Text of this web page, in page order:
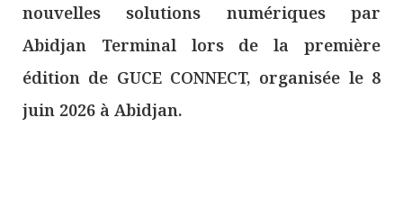
nouvelles solutions numériques par
Abidjan Terminal lors de la première
édition de GUCE CONNECT, organisée le 8
juin 2026 à Abidjan.